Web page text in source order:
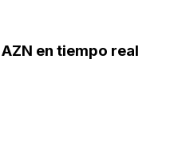
en tiempo real